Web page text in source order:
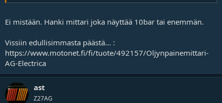
Ei mistään. Hanki mittari joka näyttää 10bar tai enemmän.
Vissiin edullisimmasta päästä... :
https://www.motonet.fi/fi/tuote/492157/Oljynpainemittari-
AG-Electrica
ast
Z27AG